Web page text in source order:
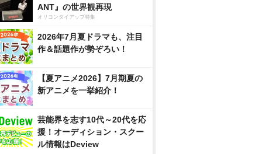
ANT』の世界観再現
オリコンタイアップ特集
2026年7月夏ドラマも、注目
作＆話題作が勢ぞろい！
【夏アニメ2026】7月期夏の
新アニメを一挙紹介！
芸能界を志す10代～20代を応
援！オーディション・スクー
ル情報はDeview